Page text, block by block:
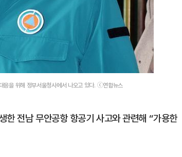
응을 위해 정부서울청사에서 나오고 있다. ⓒ연합뉴스
전남 무안공항 항공기 사고와 관련해 “가용한